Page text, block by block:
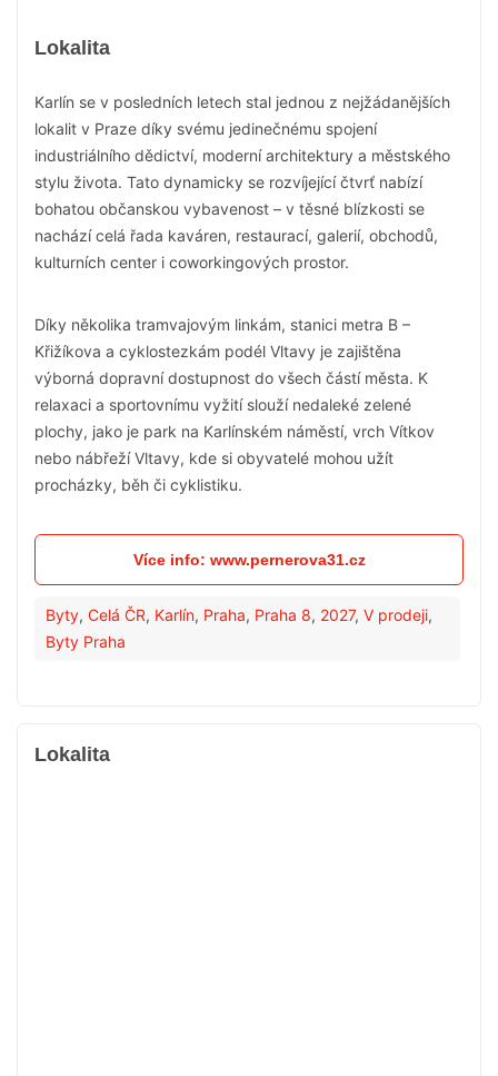
Lokalita
Karlín se v posledních letech stal jednou z nejžádanějších
lokalit v Praze díky svému jedinečnému spojení
industriálního dědictví, moderní architektury a městského
stylu života. Tato dynamicky se rozvíjející čtvrť nabízí
bohatou občanskou vybavenost – v těsné blízkosti se
nachází celá řada kaváren, restaurací, galerií, obchodů,
kulturních center i coworkingových prostor.
Díky několika tramvajovým linkám, stanici metra B –
Křižíkova a cyklostezkám podél Vltavy je zajištěna
výborná dopravní dostupnost do všech částí města. K
relaxaci a sportovnímu vyžití slouží nedaleké zelené
plochy, jako je park na Karlínském náměstí, vrch Vítkov
nebo nábřeží Vltavy, kde si obyvatelé mohou užít
procházky, běh či cyklistiku.
Více info: www.pernerova31.cz
Byty, Celá ČR, Karlín, Praha, Praha 8, 2027, V prodeji,
Byty Praha
Lokalita